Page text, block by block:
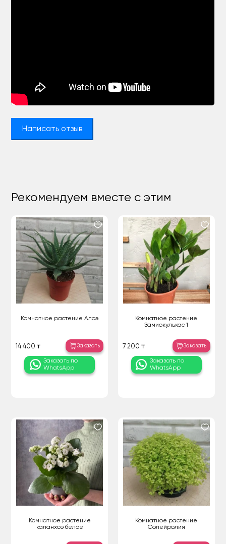
Написать отзыв
Рекомендуем вместе с этим
Комнатное растение Алоэ
14 400 ₸ Заказать
Заказать по
WhatsApp
Комнатное растение
Замиокулькас 1
7 200 ₸ Заказать
Заказать по
WhatsApp
Комнатное растение
каланхоэ белое
Комнатное растение
Солейролия